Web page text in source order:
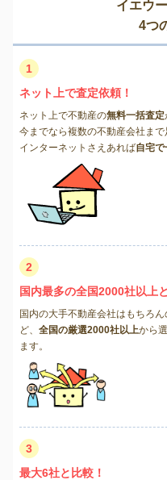
イエウ
4つ
1
ネット上で査定依頼！
ネット上で不動産の無料一括査定
今までなら複数の不動産会社ま
インターネットさえあれば自宅
2
国内最多の全国2000社以上
国内の大手不動産会社はもちろ
ど、 全国の厳選2000社以上から
ます。
3
最大6社と比較！